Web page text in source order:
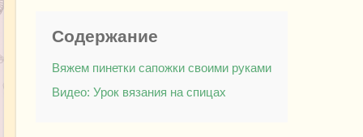
Содержание
Вяжем пинетки сапожки своими руками
Видео: Урок вязания на спицах